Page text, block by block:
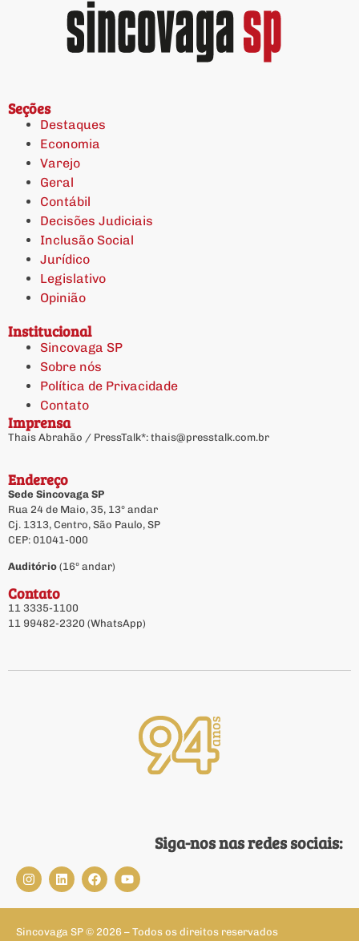
Seções
Destaques
Economia
Varejo
Geral
Contábil
Decisões Judiciais
Inclusão Social
Jurídico
Legislativo
Opinião
Institucional
Sincovaga SP
Sobre nós
Política de Privacidade
Contato
Imprensa
Thais Abrahão / PressTalk*: thais@presstalk.com.br
Endereço
Sede Sincovaga SP
Rua 24 de Maio, 35, 13º andar
Cj. 1313, Centro, São Paulo, SP
CEP: 01041-000
Auditório (16º andar)
Contato
11 3335-1100
11 99482-2320 (WhatsApp)
Siga-nos nas redes sociais:
Sincovaga SP © 2026 – Todos os direitos reservados